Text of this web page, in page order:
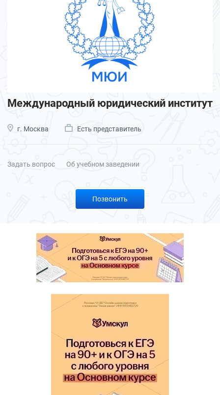
Международный юридический институт
г. Москва Есть представитель
Задать вопрос Об учебном заведении
Позвонить